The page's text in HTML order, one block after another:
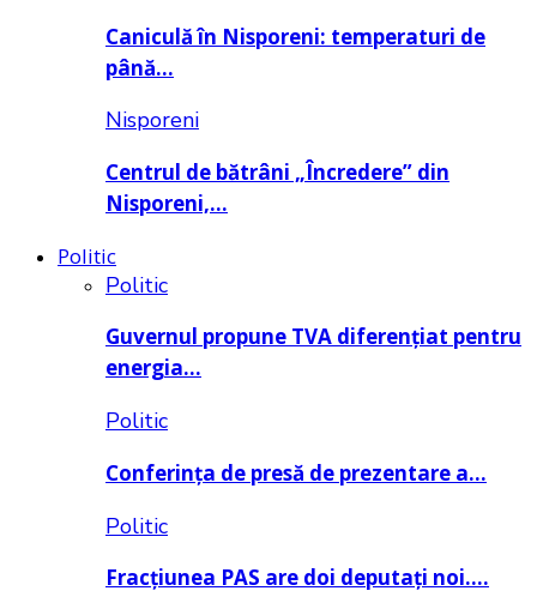
Caniculă în Nisporeni: temperaturi de
până…
Nisporeni
Centrul de bătrâni „Încredere” din
Nisporeni,…
Politic
Politic
Guvernul propune TVA diferențiat pentru
energia…
Politic
Conferința de presă de prezentare a…
Politic
Fracțiunea PAS are doi deputați noi….